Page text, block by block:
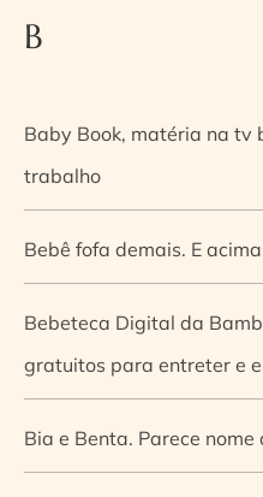
B
Baby Book, matéria na tv
trabalho
Bebê fofa demais. E
Bebeteca Digital da
gratuitos para entreter e
Bia e Benta. Parece nome